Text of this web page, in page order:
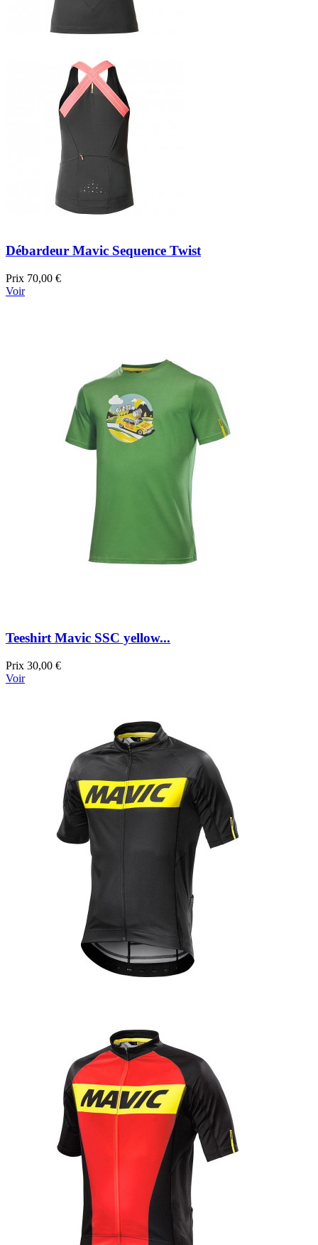
Débardeur Mavic Sequence Twist
Prix 70,00 €
Voir
Teeshirt Mavic SSC yellow...
Prix 30,00 €
Voir